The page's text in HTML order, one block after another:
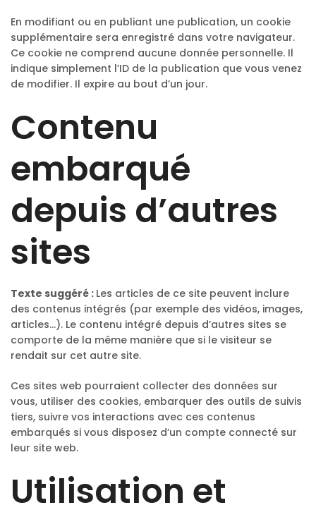
En modifiant ou en publiant une publication, un cookie
supplémentaire sera enregistré dans votre navigateur.
Ce cookie ne comprend aucune donnée personnelle. Il
indique simplement l’ID de la publication que vous venez
de modifier. Il expire au bout d’un jour.
Contenu
embarqué
depuis d’autres
sites
Texte suggéré : Les articles de ce site peuvent inclure
des contenus intégrés (par exemple des vidéos, images,
articles…). Le contenu intégré depuis d’autres sites se
comporte de la même manière que si le visiteur se
rendait sur cet autre site.
Ces sites web pourraient collecter des données sur
vous, utiliser des cookies, embarquer des outils de suivis
tiers, suivre vos interactions avec ces contenus
embarqués si vous disposez d’un compte connecté sur
leur site web.
Utilisation et